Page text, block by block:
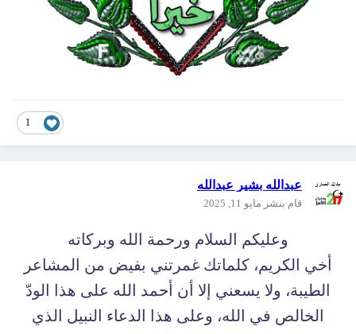
عبدالله بشير عبدالله
قام بنشر مايو 11, 2025
وعليكم السلام ورحمة الله وبركاته
أخي الكريم، كلماتك غمرتني بفيض من المشاعر
الطيبة، ولا يسعني إلا أن أحمد الله على هذا الودّ
الخالص في الله، وعلى هذا الدعاء النبيل الذي